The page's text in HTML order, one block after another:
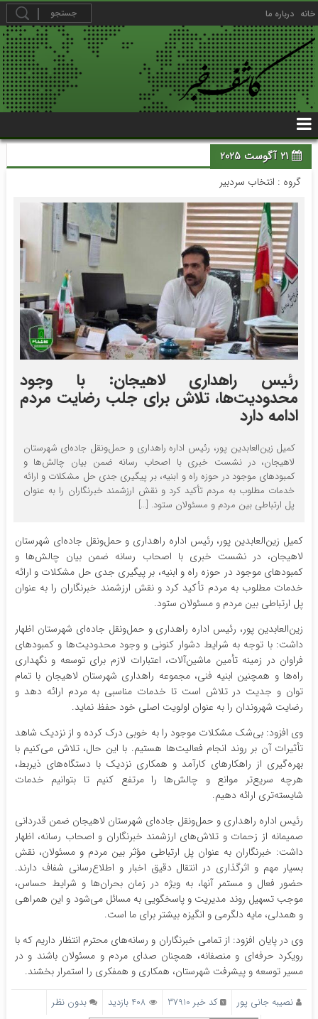
خانه درباره ما
21 آگوست 2025
گروه : انتخاب سردبیر
رئیس راهداری لاهیجان: با وجود
محدودیت‌ها، تلاش برای جلب رضایت مردم
ادامه دارد
کمیل زین‌العابدین پور، رئیس اداره راهداری و حمل‌ونقل جاده‌ای شهرستان
لاهیجان، در نشست خبری با اصحاب رسانه ضمن بیان چالش‌ها و
کمبودهای موجود در حوزه راه و ابنیه، بر پیگیری جدی حل مشکلات و ارائه
خدمات مطلوب به مردم تأکید کرد و نقش ارزشمند خبرنگاران را به عنوان
پل ارتباطی بین مردم و مسئولان ستود. […]
کمیل زین‌العابدین پور، رئیس اداره راهداری و حمل‌ونقل جاده‌ای شهرستان
لاهیجان، در نشست خبری با اصحاب رسانه ضمن بیان چالش‌ها و
کمبودهای موجود در حوزه راه و ابنیه، بر پیگیری جدی حل مشکلات و ارائه
خدمات مطلوب به مردم تأکید کرد و نقش ارزشمند خبرنگاران را به عنوان
پل ارتباطی بین مردم و مسئولان ستود.
زین‌العابدین پور، رئیس اداره راهداری و حمل‌ونقل جاده‌ای شهرستان اظهار
داشت: با توجه به شرایط دشوار کنونی و وجود محدودیت‌ها و کمبودهای
فراوان در زمینه تأمین ماشین‌آلات، اعتبارات لازم برای توسعه و نگهداری
راه‌ها و همچنین ابنیه فنی، مجموعه راهداری شهرستان لاهیجان با تمام
توان و جدیت در تلاش است تا خدمات مناسبی به مردم ارائه دهد و
رضایت شهروندان را به عنوان اولویت اصلی خود حفظ نماید.
وی افزود: بی‌شک مشکلات موجود را به خوبی درک کرده و از نزدیک شاهد
تأثیرات آن بر روند انجام فعالیت‌ها هستیم. با این حال، تلاش می‌کنیم با
بهره‌گیری از راهکارهای کارآمد و همکاری نزدیک با دستگاه‌های ذیربط،
هرچه سریع‌تر موانع و چالش‌ها را مرتفع کنیم تا بتوانیم خدمات
شایسته‌تری ارائه دهیم.
رئیس اداره راهداری و حمل‌ونقل جاده‌ای شهرستان لاهیجان ضمن قدردانی
صمیمانه از زحمات و تلاش‌های ارزشمند خبرنگاران و اصحاب رسانه، اظهار
داشت: خبرنگاران به عنوان پل ارتباطی مؤثر بین مردم و مسئولان، نقش
بسیار مهم و اثرگذاری در انتقال دقیق اخبار و اطلاع‌رسانی شفاف دارند.
حضور فعال و مستمر آنها، به ویژه در زمان بحران‌ها و شرایط حساس،
موجب تسهیل روند مدیریت و پاسخگویی به مسائل می‌شود و این همراهی
و همدلی، مایه دلگرمی و انگیزه بیشتر برای ما است.
وی در پایان افزود: از تمامی خبرنگاران و رسانه‌های محترم انتظار داریم که با
رویکرد حرفه‌ای و منصفانه، همچنان صدای مردم و مسئولان باشند و در
مسیر توسعه و پیشرفت شهرستان، همکاری و همفکری را استمرار بخشند.
نصیبه جانی پور کد خبر 37910 408 بازدید
بدون نظر